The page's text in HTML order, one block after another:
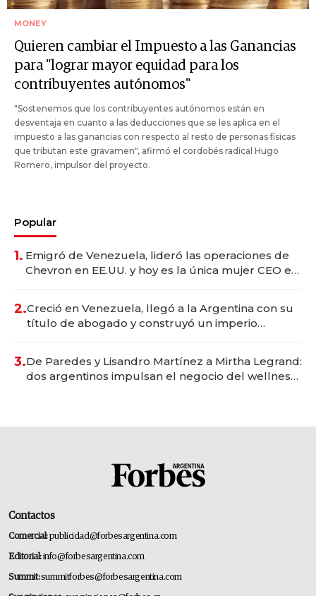
MONEY
Quieren cambiar el Impuesto a las Ganancias
para "lograr mayor equidad para los
contribuyentes autónomos"
"Sostenemos que los contribuyentes autónomos están en
desventaja en cuanto a las deducciones que se les aplica en el
impuesto a las ganancias con respecto al resto de personas físicas
que tributan este gravamen", afirmó el cordobés radical Hugo
Romero, impulsor del proyecto.
Popular
1. Emigró de Venezuela, lideró las operaciones de
Chevron en EE.UU. y hoy es la única mujer CEO en
2.Creció en Venezuela, llegó a la Argentina con su
título de abogado y construyó un imperio
3.De Paredes y Lisandro Martínez a Mirtha Legrand:
dos argentinos impulsan el negocio del wellness
Contactos
Comercial:publicidad@forbesargentina.com
Editorial:info@forbesargentina.com
Summit:summitforbes@forbesargentina.com